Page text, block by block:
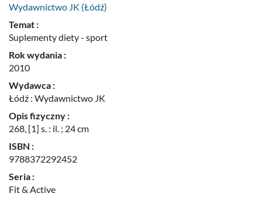
Wydawnictwo JK (Łódź)
Temat :
Suplementy diety - sport
Rok wydania :
2010
Wydawca :
Łódź : Wydawnictwo JK
Opis fizyczny :
268, [1] s. : il. ; 24 cm
ISBN :
9788372292452
Seria :
Fit & Active